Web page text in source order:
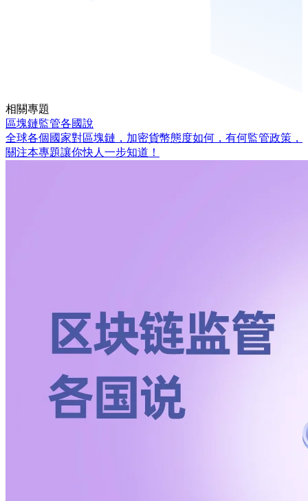
相關專題
區塊鏈監管各國說
全球各個國家對區塊鏈，加密貨幣態度如何，有何監管政策，
關注本專題讓你快人一步知道！